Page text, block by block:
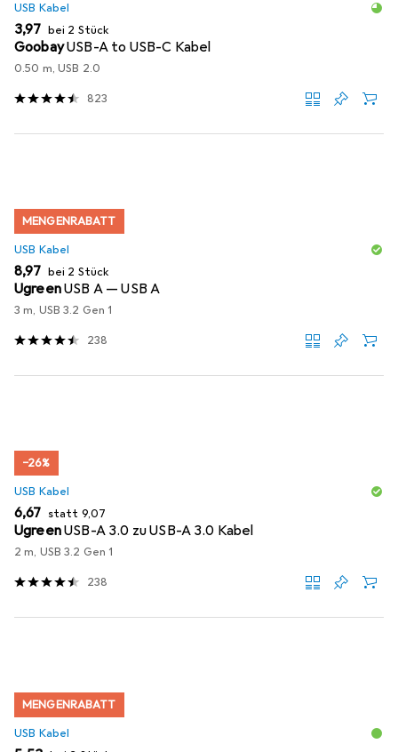
USB Kabel
EUR
3,97 bei 2 Stück
GoobayUSB-A to USB-C Kabel
0.50 m, USB 2.0
823
MENGENRABATT
USB Kabel
EUR
8,97 bei 2 Stück
UgreenUSB A — USB A
3 m, USB 3.2 Gen 1
238
−26%
USB Kabel
EUR
6,67 statt EUR
9,07
UgreenUSB-A 3.0 zu USB-A 3.0 Kabel
2 m, USB 3.2 Gen 1
238
MENGENRABATT
USB Kabel